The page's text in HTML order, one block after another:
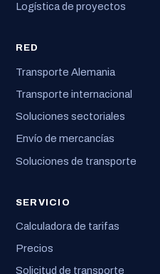
Logística de proyectos
RED
Transporte Alemania
Transporte internacional
Soluciones sectoriales
Envío de mercancías
Soluciones de transporte
SERVICIO
Calculadora de tarifas
Precios
Solicitud de transporte